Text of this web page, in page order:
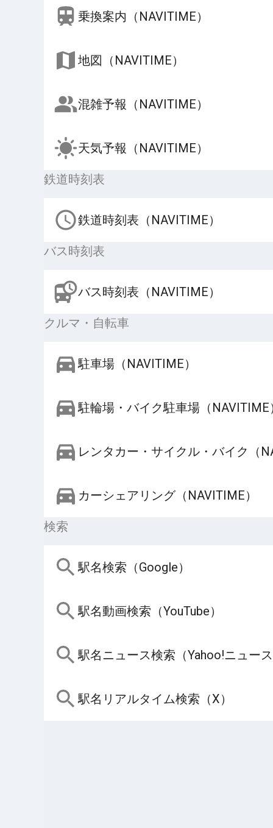
乗換案内（NAVITIME）
地図（NAVITIME）
混雑予報（NAVITIME）
天気予報（NAVITIME）
鉄道時刻表
鉄道時刻表（NAVITIME）
バス時刻表
バス時刻表（NAVITIME）
クルマ・自転車
駐車場（NAVITIME）
駐輪場・バイク駐車場（NAVITIME
レンタカー・サイクル・バイク（
カーシェアリング（NAVITIME）
検索
駅名検索（Google）
駅名動画検索（YouTube）
駅名ニュース検索（Yahoo!ニュー
駅名リアルタイム検索（X）